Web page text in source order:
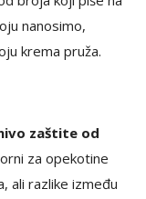
nanosimo,
krema pruža.
zaštite od
za opekotine
ali razlike između